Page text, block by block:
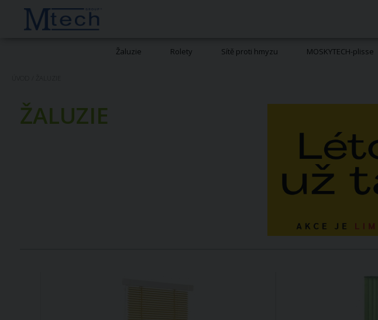
Žaluzie Rolety Sítě proti hmyzu MOSKYTECH-plisse
ŽALUZIE